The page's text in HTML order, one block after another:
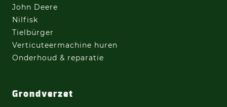
John Deere
Nilfisk
Tielbürger
Verticuteermachine huren
Onderhoud & reparatie
Grondverzet